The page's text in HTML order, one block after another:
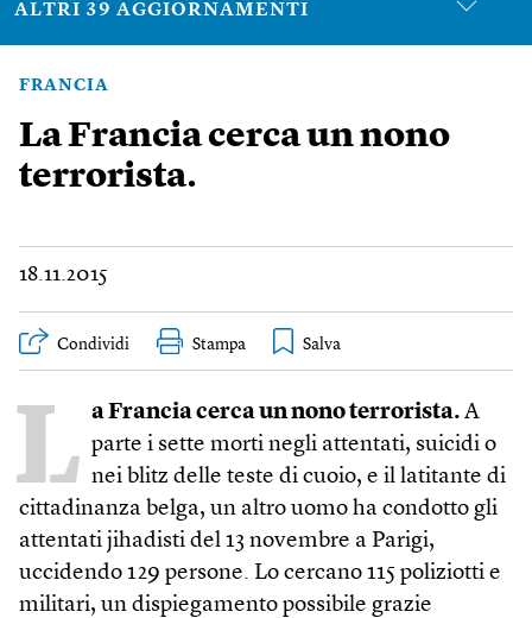
ALTRI 39 AGGIORNAMENTI
FRANCIA
La Francia cerca un nono
terrorista.
18.11.2015
Condividi Stampa
L a Francia cerca un nono terrorista. A
parte i sette morti negli attentati, suicidi o
nei blitz delle teste di cuoio, e il latitante di
cittadinanza belga, un altro uomo ha condotto gli
attentati jihadisti del 13 novembre a Parigi,
uccidendo 129 persone. Lo cercano 115 poliziotti e
militari, un dispiegamento possibile grazie